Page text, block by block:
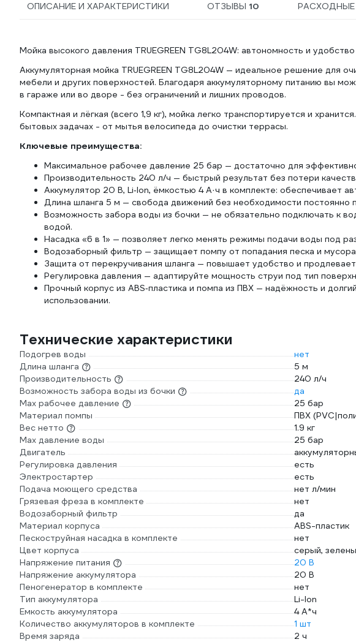
ОПИСАНИЕ И ХАРАКТЕРИСТИКИ ОТЗЫВЫ 10
Мойка высокого давления TRUEGREEN TG8L204W: автономность и
Аккумуляторная мойка TRUEGREEN TG8L204W — идеальное решение для
мебели и других поверхностей. Благодаря аккумуляторному питанию вы
в гараже или во дворе - без ограничений и лишних проводов.
Компактная и лёгкая (всего 1,9 кг), мойка легко транспортируется и
бытовых задачах - от мытья велосипеда до очистки террасы.
Ключевые преимущества:
Максимальное рабочее давление 25 бар — достаточно для
Производительность 240 л/ч — быстрый результат без потери
Аккумулятор 20 В, Li‑Ion, ёмкостью 4 А·ч в комплекте: обеспечивает
Длина шланга 5 м — свобода движений без необходимости постоянно
Возможность забора воды из бочки — не обязательно подключать к
водой.
Насадка «6 в 1» — позволяет легко менять режимы подачи воды под
Водозаборный фильтр — защищает помпу от попадания песка и
Защита от перекручивания шланга — повышает удобство и
Регулировка давления — адаптируйте мощность струи под тип
Прочный корпус из ABS‑пластика и помпа из ПВХ — надёжность и
использовании.
Технические характеристики
Подогрев воды
нет
Длина шланга
5 м
Производительность
240 л/ч
Возможность забора воды из бочки
да
Мах рабочее давление
25 бар
Материал помпы
ПВХ
Вес нетто
1.9 кг
Max давление воды
25 бар
Двигатель
Регулировка давления
есть
Электростартер
есть
Подача моющего средства
нет л/мин
Грязевая фреза в комплекте
нет
Водозаборный фильтр
да
Материал корпуса
ABS-пластик
Пескоструйная насадка в комплекте
нет
Цвет корпуса
серый,
Напряжение питания
20 В
Напряжение аккумулятора
20 В
Пеногенератор в комплекте
нет
Тип аккумулятора
Li-Ion
Емкость аккумулятора
4 А*ч
Количество аккумуляторов в комплекте
1 шт
Время заряда
2 ч